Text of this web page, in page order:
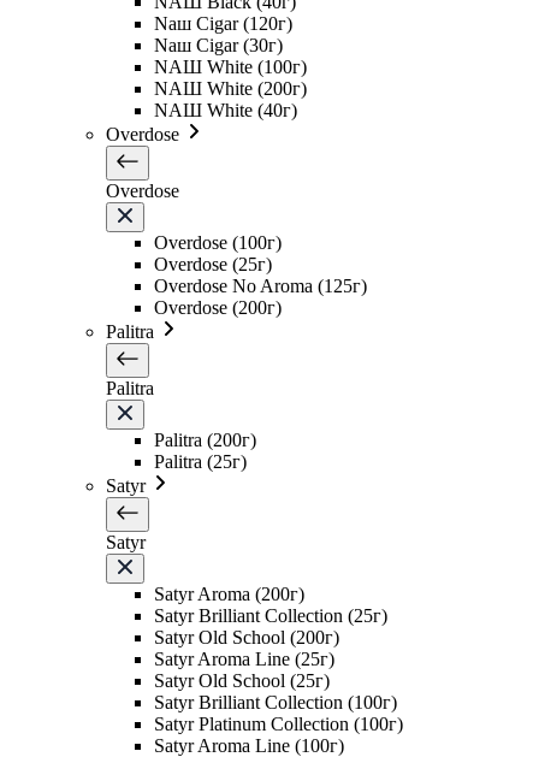
Naш Cigar (120г)
Naш Cigar (30г)
NAШ White (100г)
NAШ White (200г)
NAШ White (40г)
Overdose
Overdose
Overdose (100г)
Overdose (25г)
Overdose No Aroma (125г)
Overdose (200г)
Palitra
Palitra
Palitra (200г)
Palitra (25г)
Satyr
Satyr
Satyr Aroma (200г)
Satyr Brilliant Collection (25г)
Satyr Old School (200г)
Satyr Aroma Line (25г)
Satyr Old School (25г)
Satyr Brilliant Collection (100г)
Satyr Platinum Collection (100г)
Satyr Aroma Line (100г)